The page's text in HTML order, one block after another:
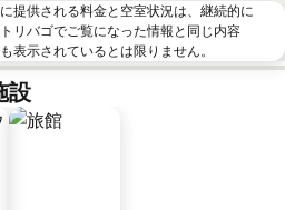
提供される料金と空室状況は、継続的に
リバゴでご覧になった情報と同じ内容
表示されているとは限りません。
設